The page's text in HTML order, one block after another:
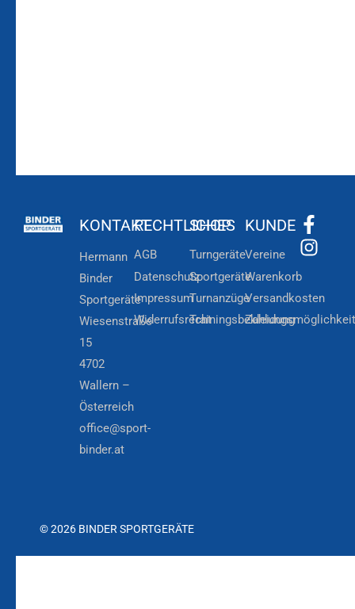
KONTAKT
Hermann
Binder
Sportgeräte
Wiesenstraße
15
4702
Wallern –
Österreich
office@sport-
binder.at
RECHTLICHES
AGB
Datenschutz
Impressum
Widerrufsrecht
SHOP
Turngeräte
Sportgeräte
Turnanzüge
Trainingsbekleidung
KUNDE
Vereine
Warenkorb
Versandkosten
© 2026 BINDER SPORTGERÄTE